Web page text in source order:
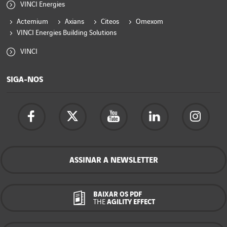
VINCI Energies
Actemium Axians Citeos
Omexom
VINCI Energies Building Solutions
VINCI
SIGA-NOS
ASSINAR A NEWSLETTER
BAIXAR OS PDF
THE AGILITY EFFECT